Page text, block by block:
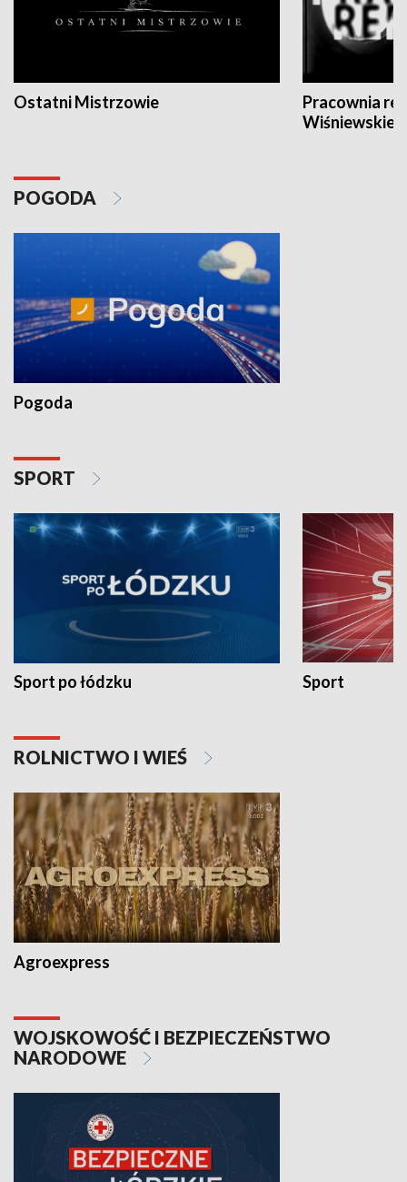
Ostatni Mistrzowie
Pracownia
POGODA
Pogoda
SPORT
Sport po łódzku Sport
ROLNICTWO I WIEŚ
Agroexpress
WOJSKOWOŚĆ I BEZPIECZEŃSTWO
NARODOWE